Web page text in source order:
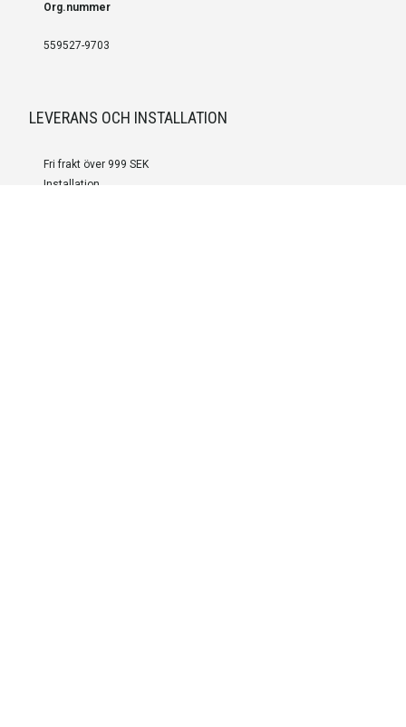
Org.nummer
559527-9703
LEVERANS OCH INSTALLATION
Fri frakt över 999 SEK
Installation